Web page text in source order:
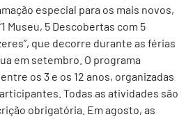
especial para os mais novos,
Museu, 5 Descobertas com 5
que decorre durante as férias
em setembro. O programa
os 3 e os 12 anos, organizadas
Todas as atividades são
obrigatória. Em agosto, as